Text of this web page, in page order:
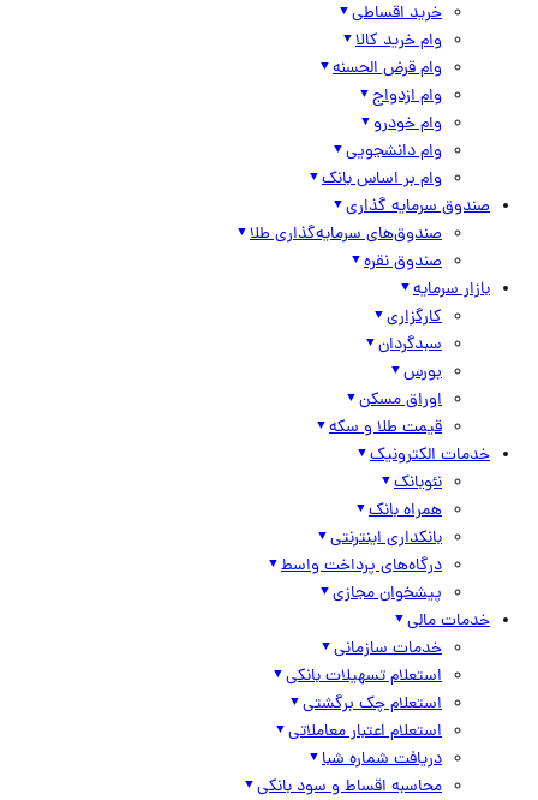
خرید اقساطی
وام خرید کالا
وام قرض الحسنه
وام ازدواج
وام خودرو
وام دانشجویی
وام بر اساس بانک
صندوق سرمایه گذاری
صندوق‌های سرمایه‌گذاری طلا
صندوق نقره
بازار سرمایه
کارگزاری
سبدگردان
بورس
اوراق مسکن
قیمت طلا و سکه
خدمات الکترونیک
نئوبانک
همراه بانک
بانکداری اینترنتی
درگاه‌های پرداخت واسط
پیشخوان مجازی
خدمات مالی
خدمات سازمانی
استعلام تسهیلات بانکی
استعلام چک برگشتی
استعلام اعتبار معاملاتی
دریافت شماره شبا
محاسبه اقساط و سود بانکی